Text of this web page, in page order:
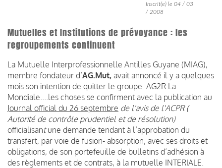
Inscrit(e) le 04 / 03
/ 2008
Mutuelles et Institutions de prévoyance : les
regroupements continuent
La Mutuelle Interprofessionnelle Antilles Guyane (MIAG),
membre fondateur d’AG.Mut, avait annoncé il y a quelques
mois son intention de quitter le groupe AG2R La
Mondiale....les choses se confirment avec la publication au
Journal official du 26 septembre de l'avis de l'ACPR (
Autorité de contrôle prudentiel et de résolution)
officialisantune demande tendant à l’approbation du
transfert, par voie de fusion- absorption, avec ses droits et
obligations, de son portefeuille de bulletins d’adhésion à
des règlements et de contrats, à la mutuelle INTERIALE.